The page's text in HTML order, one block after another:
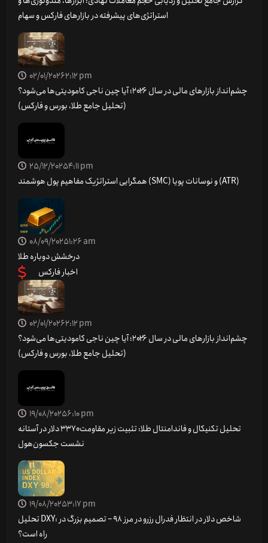
استراتژی‌های پیشرفته در بازارهای فارکس و سهام
02/01/20262:12 pm
چشم‌انداز بازارهای مالی در سال ۲۰۲۶؛ آیا چین ناجی کامودیتی‌ها می‌شود؟
(تحلیل جامع طلا، بورس و فارکس)
25/12/20254:11 pm
همگرایی استراتژیک مفاهیم پول هوشمند (SMC) و نوسانات پویا (ATR)
08/09/20251:26 am
درخشش دوباره طلا
اخبار فارکس
02/01/20262:12 pm
چشم‌انداز بازارهای مالی در سال ۲۰۲۶؛ آیا چین ناجی کامودیتی‌ها می‌شود؟
(تحلیل جامع طلا، بورس و فارکس)
19/08/20256:10 pm
تحلیل تکنیکال و فاندامنتال طلا: تثبیت زیر مقاومت ۳۳۷۰ دلار در آستانه
نشست جکسون‌هول
19/08/20253:17 pm
تحلیل DXY: شاخص دلار در انتظار فدرال رزرو در مرز 98 – تصمیم بزرگ در
راه است؟